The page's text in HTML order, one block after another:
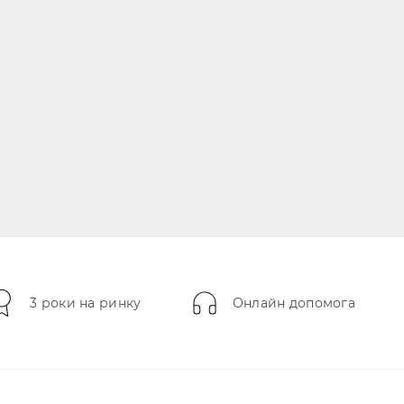
3 роки на ринку Онлайн допомога